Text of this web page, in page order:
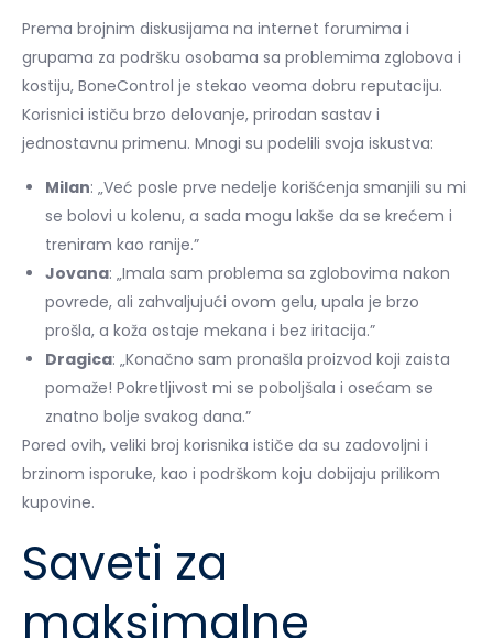
Prema brojnim diskusijama na internet forumima i
grupama za podršku osobama sa problemima zglobova i
kostiju, BoneControl je stekao veoma dobru reputaciju.
Korisnici ističu brzo delovanje, prirodan sastav i
jednostavnu primenu. Mnogi su podelili svoja iskustva:
Milan: „Već posle prve nedelje korišćenja smanjili su mi
se bolovi u kolenu, a sada mogu lakše da se krećem i
treniram kao ranije.”
Jovana: „Imala sam problema sa zglobovima nakon
povrede, ali zahvaljujući ovom gelu, upala je brzo
prošla, a koža ostaje mekana i bez iritacija.”
Dragica: „Konačno sam pronašla proizvod koji zaista
pomaže! Pokretljivost mi se poboljšala i osećam se
znatno bolje svakog dana.”
Pored ovih, veliki broj korisnika ističe da su zadovoljni i
brzinom isporuke, kao i podrškom koju dobijaju prilikom
kupovine.
Saveti za
maksimalne